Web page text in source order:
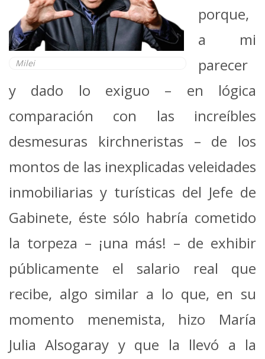
Milei
porque,
a mi
parecer
y dado lo exiguo – en lógica
comparación con las increíbles
desmesuras kirchneristas – de los
montos de las inexplicadas veleidades
inmobiliarias y turísticas del Jefe de
Gabinete, éste sólo habría cometido
la torpeza – ¡una más! – de exhibir
públicamente el salario real que
recibe, algo similar a lo que, en su
momento menemista, hizo María
Julia Alsogaray y que la llevó a la